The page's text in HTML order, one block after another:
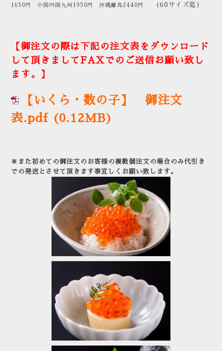
1650円 中国四国九州1950円 沖縄離島2440円
(60サイズ迄)
【御注文の際は下記の注文表をダウンロード
して頂きましてFAXでのご送信お願い致し
ます。】
【いくら・数の子】 御注文
表.pdf(0.12MB)
※また初めての御注文のお客様の複数個注文の場合のみ代引き
での発送とさせて頂きます事宜しくお願い致します。